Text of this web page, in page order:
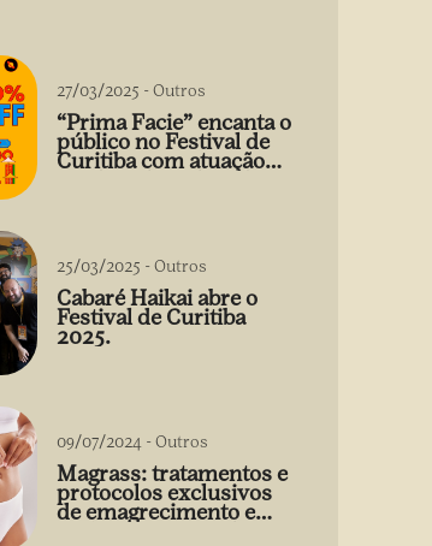
27/03/2025 -Outros
“Prima Facie” encanta o
público no Festival de
Curitiba com atuação
arrebatadora de Débora
25/03/2025 -Outros
Cabaré Haikai abre o
Festival de Curitiba
2025.
09/07/2024 -Outros
Magrass: tratamentos e
protocolos exclusivos
de emagrecimento e
estética sem uso de